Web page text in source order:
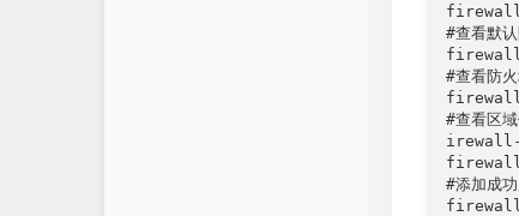
#查看默
#查看防火
#查看区
irewall-
#添加成